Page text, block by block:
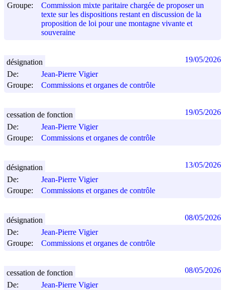
Groupe:
Commission mixte paritaire chargée de proposer un
texte sur les dispositions restant en discussion de la
proposition de loi pour une montagne vivante et
souveraine
De:
Jean-Pierre Vigier
Groupe:
Commissions et organes de contrôle
désignation 19/05/2026
De:
Jean-Pierre Vigier
Groupe:
Commissions et organes de contrôle
cessation de fonction 19/05/2026
De:
Jean-Pierre Vigier
Groupe:
Commissions et organes de contrôle
désignation 13/05/2026
De:
Jean-Pierre Vigier
Groupe:
Commissions et organes de contrôle
désignation 08/05/2026
De:
Jean-Pierre Vigier
cessation de fonction 08/05/2026